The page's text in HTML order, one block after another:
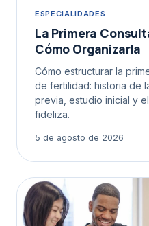
ESPECIALIDADES
La Primera
Cómo Organizarla
Cómo estructurar la
de fertilidad: historia de
previa, estudio inicial y
fideliza.
5 de agosto de 2026